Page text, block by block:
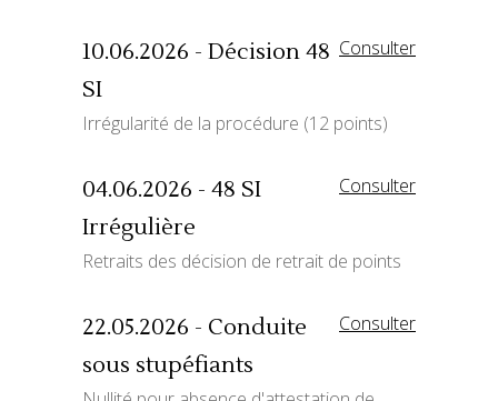
Consulter
10.06.2026 - Décision 48
SI
Irrégularité de la procédure (12 points)
Consulter
04.06.2026 - 48 SI
Irrégulière
Retraits des décision de retrait de points
Consulter
22.05.2026 - Conduite
sous stupéfiants